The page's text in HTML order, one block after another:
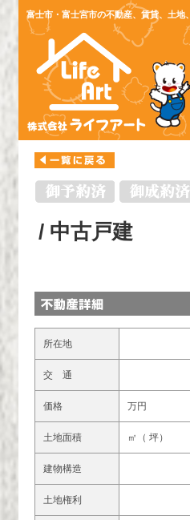
富士市・富士宮市の不動産、賃貸、土地
/ 中古戸建
所在地
交 通
価格 万円
土地面積 ㎡（ 坪）
建物構造
土地権利